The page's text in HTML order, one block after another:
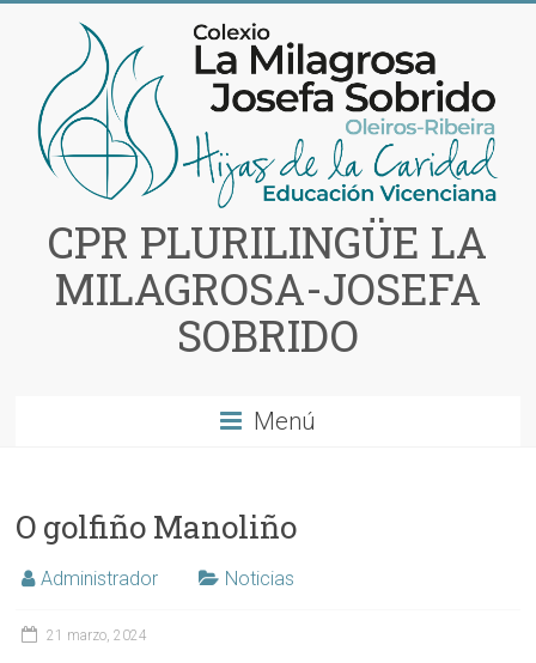
contenido
CPR PLURILINGÜE LA
MILAGROSA-JOSEFA
SOBRIDO
Menú
O golfiño Manoliño
Administrador Noticias
21 marzo, 2024